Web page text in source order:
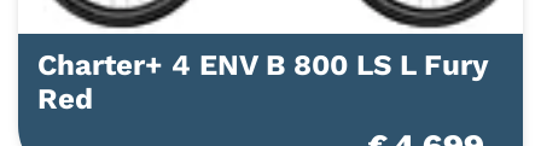
Charter+ 4 ENV B 800 LS L Fury
Red